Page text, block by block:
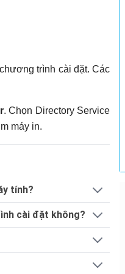
trình cài đặt. Các
. Chọn Directory Service
máy in.
tính?
cài đặt không?